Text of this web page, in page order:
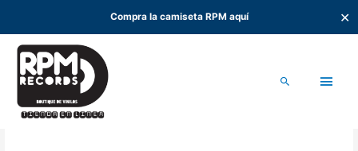
Compra la camiseta RPM aquí ✕
contenido
Buscar